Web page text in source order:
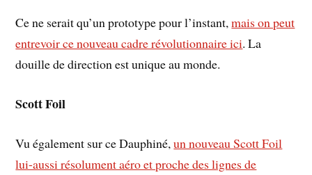
Ce ne serait qu’un prototype pour l’instant,mais on peut
entrevoir ce nouveau cadre révolutionnaire ici. La
douille de direction est unique au monde.
Scott Foil
Vu également sur ce Dauphiné,un nouveau Scott Foil
lui-aussi résolument aéro et proche des lignes de